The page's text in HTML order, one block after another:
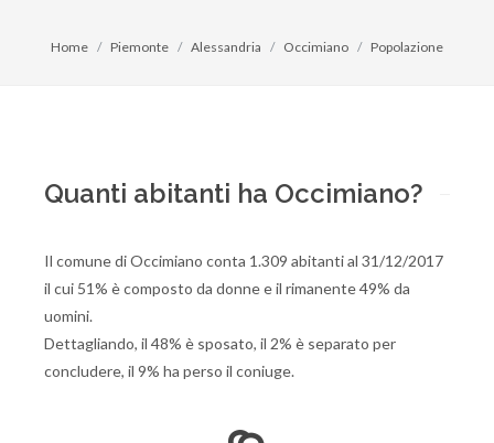
Home Piemonte Alessandria Occimiano Popolazione
Quanti abitanti ha Occimiano?
Il comune di Occimiano conta 1.309 abitanti al 31/12/2017
il cui 51% è composto da donne e il rimanente 49% da
uomini.
Dettagliando, il 48% è sposato, il 2% è separato per
concludere, il 9% ha perso il coniuge.